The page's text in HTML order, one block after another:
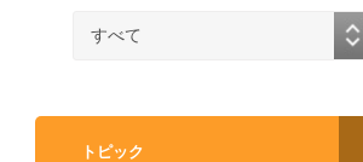
トピック